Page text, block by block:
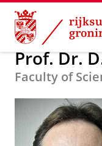
Skip
Content
Skip
Navigation
Over ons
Prof. Dr.
Faculty of